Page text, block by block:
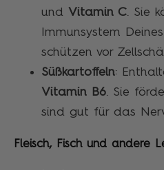
und Vitamin C. Sie
Immunsystem
schützen vor
Süßkartoffeln:
Vitamin B6. Sie
sind gut für das
Fleisch, Fisch und andere